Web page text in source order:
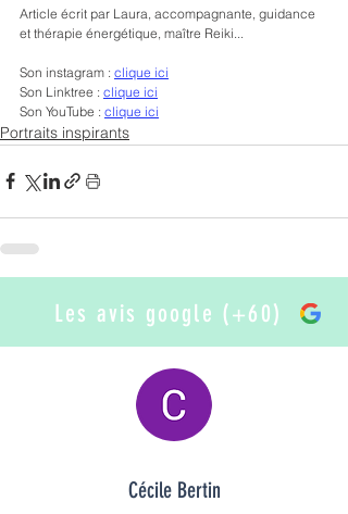
Article écrit par Laura, accompagnante, guidance
et thérapie énergétique, maître Reiki...
Son instagram : clique ici
Son Linktree : clique ici
Son YouTube : clique ici
Portraits inspirants
Les avis google (+60)
Cécile Bertin